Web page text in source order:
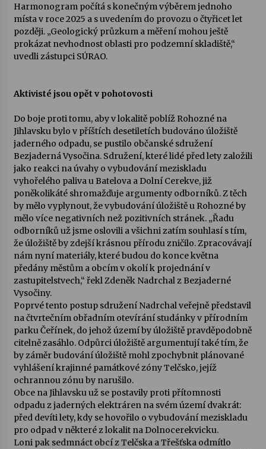
22. 7. 2026
Vysočinka
17. 7. 2026
14. 7. 2026
Za kulturou kousek za Humpolec. V Želivě ožije
odkaz Josefa Čapka
13. 7. 2026
Varhanní recitál Michala Novenka v Klášteře
Želiv
3. 7. 2026
Petr Adamec – Malovaný svět
30. 6. 2026
Harmonogram počítá s konečným výběrem jednoho
místa v roce 2025 a s uvedením do provozu o čtyřicet let
později. „Geologický průzkum a měření mohou ještě
prokázat nevhodnost oblasti pro podzemní skladiště,“
uvedli zástupci SÚRAO.
Aktivisté jsou opět v pohotovosti
Do boje proti tomu, aby v lokalitě poblíž Rohozné na
Jihlavsku bylo v příštích desetiletích budováno úložiště
jaderného odpadu, se pustilo občanské sdružení
Bezjaderná Vysočina. Sdružení, které lidé před lety založili
jako reakci na úvahy o vybudování meziskladu
vyhořelého paliva u Batelova a Dolní Cerekve, již
poněkolikáté shromažďuje argumenty odborníků. Z těch
by mělo vyplynout, že vybudování úložiště u Rohozné by
mělo více negativních než pozitivních stránek. „Řadu
odborníků už jsme oslovili a všichni zatím souhlasí s tím,
že úložiště by zdejší krásnou přírodu zničilo. Zpracovávají
nám nyní materiály, které budou do konce května
předány městům a obcím v okolí k projednání v
zastupitelstvech,“ řekl Zdeněk Nadrchal z Bezjaderné
Vysočiny.
Poprvé tento postup sdružení Nadrchal veřejně představil
na čtvrtečním obřadním otevírání studánky v přírodním
parku Čeřínek, do jehož území by úložiště pravděpodobně
citelně zasáhlo. Odpůrci úložiště argumentují také tím, že
by záměr budování úložiště mohl zpochybnit plánované
vyhlášení krajinné památkové zóny Telčsko, jejíž
ochrannou zónu by narušilo.
Obce na Jihlavsku už se postavily proti přítomnosti
odpadu z jaderných elektráren na svém území dvakrát:
před devíti lety, kdy se hovořilo o vybudování meziskladu
pro odpad v některé z lokalit na Dolnocerekvicku.
Loni pak sedmnáct obcí z Telčska a Třešťska odmítlo